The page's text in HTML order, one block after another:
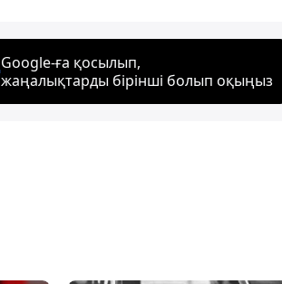
Google-ға қосылып,
жаңалықтарды бірінші болып оқыңыз